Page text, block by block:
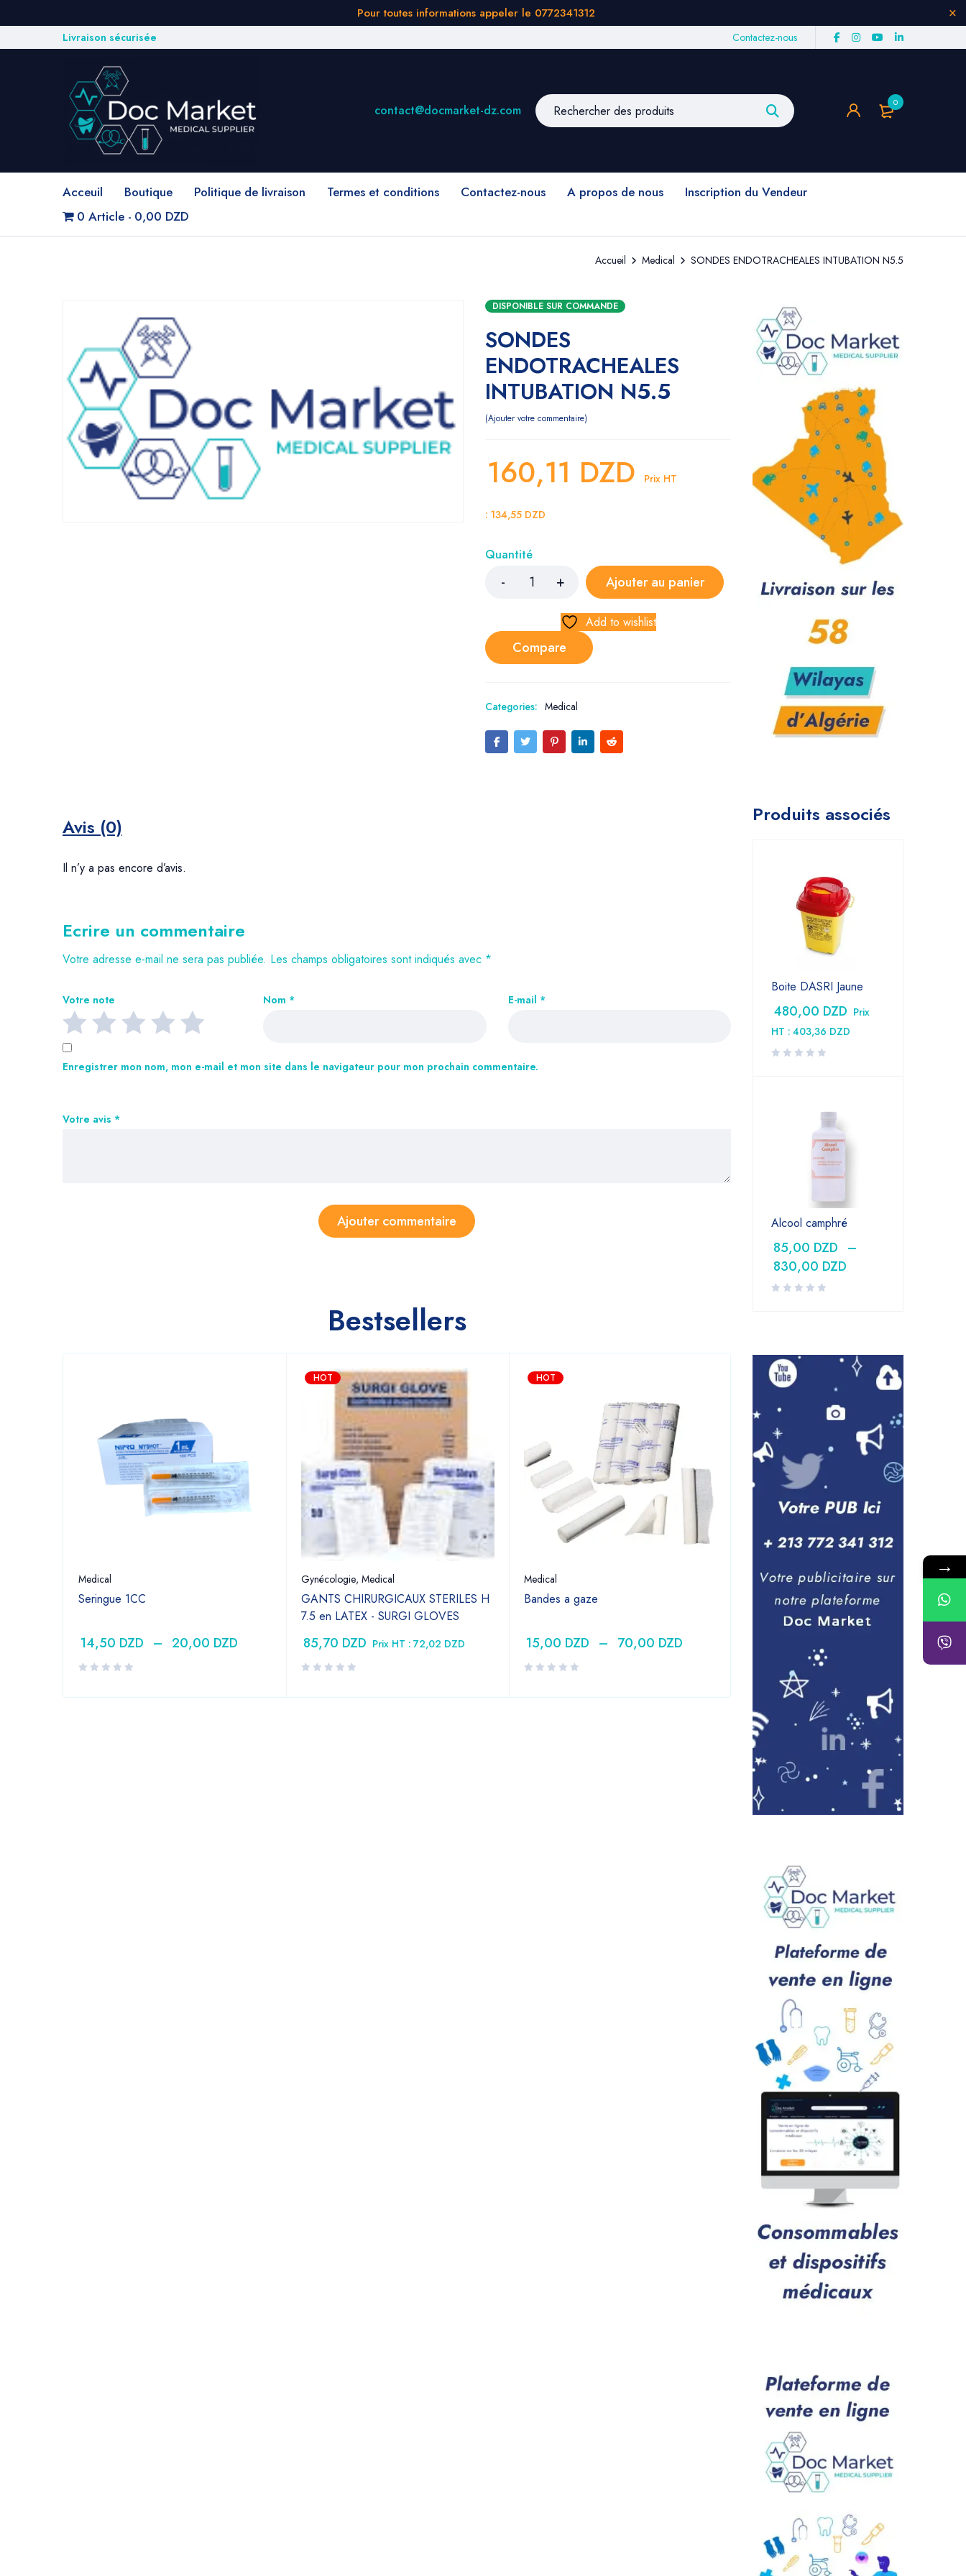
Pour toutes informations appeler le 0772341312
Livraison sécurisée Contactez-nous
0
contact@docmarket-dz.com
Acceuil Boutique Politique de livraison Termes et conditions Contactez-nous A propos de nous
Inscription du Vendeur
0 Article
0,00 DZD
Accueil Medical SONDES ENDOTRACHEALES INTUBATION N5.5
DISPONIBLE SUR COMMANDE
SONDES
ENDOTRACHEALES
INTUBATION N5.5
Ajouter votre commentaire
160,11 DZD Prix HT
: 134,55 DZD
Quantité
Ajouter au panier
Add to wishlist
Compare
Categories: Medical
Avis (0)
Il n’y a pas encore d’avis.
Ecrire un commentaire
Votre adresse e-mail ne sera pas publiée. Les champs obligatoires sont indiqués avec *
Votre note
Votre avis *
Nom * E-mail *
Enregistrer mon nom, mon e-mail et mon site dans le navigateur pour mon prochain commentaire.
Bestsellers
Medical
Seringue 1CC
14,50 DZD – 20,00 DZD
HOT
Gynécologie, Medical
GANTS CHIRURGICAUX STERILES H
7.5 en LATEX - SURGI GLOVES
85,70 DZD Prix HT : 72,02 DZD
HOT
Medical
Bandes a gaze
15,00 DZD – 70,00 DZD
Laboratoire ,Medical
Seringue 10CC PRONTO
Produits associés
Boite DASRI Jaune
480,00 DZD Prix
HT : 403,36 DZD
Alcool camphré
85,00 DZD –
830,00 DZD
→